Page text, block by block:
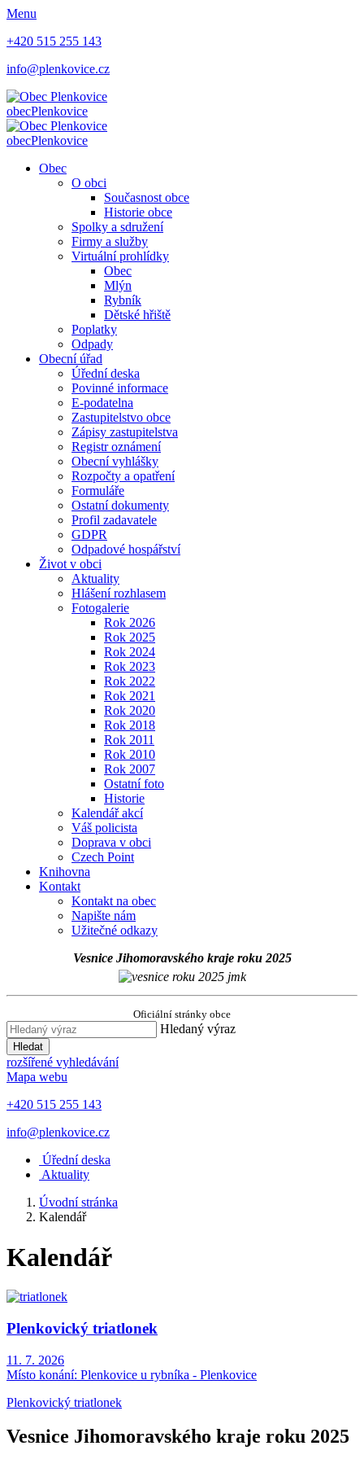
Menu
+420 515 255 143
info@plenkovice.cz
obecPlenkovice
obecPlenkovice
Obec
O obci
Současnost obce
Historie obce
Spolky a sdružení
Firmy a služby
Virtuální prohlídky
Obec
Mlýn
Rybník
Dětské hřiště
Poplatky
Odpady
Obecní úřad
Úřední deska
Povinné informace
E-podatelna
Zastupitelstvo obce
Zápisy zastupitelstva
Registr oznámení
Obecní vyhlášky
Rozpočty a opatření
Formuláře
Ostatní dokumenty
Profil zadavatele
GDPR
Odpadové hospářství
Život v obci
Aktuality
Hlášení rozhlasem
Fotogalerie
Rok 2026
Rok 2025
Rok 2024
Rok 2023
Rok 2022
Rok 2021
Rok 2020
Rok 2018
Rok 2011
Rok 2010
Rok 2007
Ostatní foto
Historie
Kalendář akcí
Váš policista
Doprava v obci
Czech Point
Knihovna
Kontakt
Kontakt na obec
Napište nám
Užitečné odkazy
Vesnice Jihomoravského kraje roku 2025
Oficiální stránky obce
Hledaný výraz
Hledat
rozšířené vyhledávání
Mapa webu
+420 515 255 143
info@plenkovice.cz
Úřední deska
Aktuality
Úvodní stránka
Kalendář
Kalendář
Plenkovický triatlonek
11. 7. 2026
Místo konání: Plenkovice u rybníka - Plenkovice
Plenkovický triatlonek
Vesnice Jihomoravského kraje roku 2025